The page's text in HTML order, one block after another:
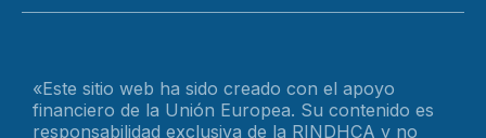
«Este sitio web ha sido creado con el apoyo
financiero de la Unión Europea. Su contenido es
responsabilidad exclusiva de la RINDHCA y no